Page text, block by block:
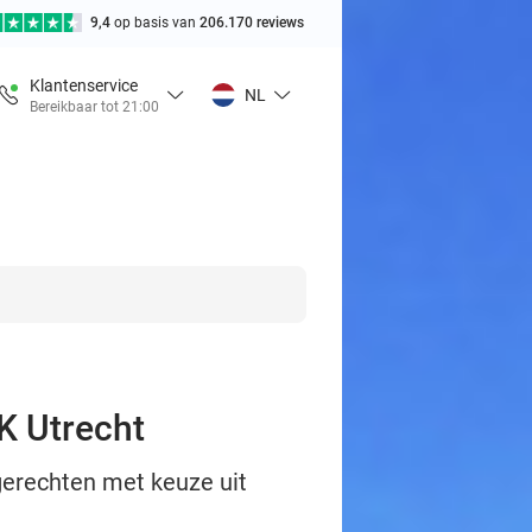
9,4 op basis van 206.170 reviews
Klantenservice
Bereikbaar tot 21:00
NL
Utrecht
met keuze uit